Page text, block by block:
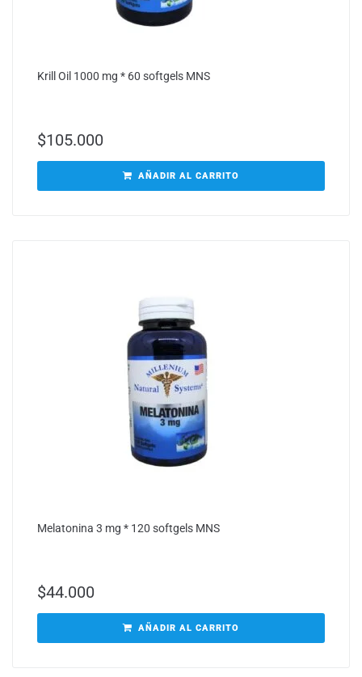
Krill Oil 1000 mg * 60 softgels MNS
$105.000
AÑADIR AL CARRITO
Melatonina 3 mg * 120 softgels MNS
$44.000
AÑADIR AL CARRITO